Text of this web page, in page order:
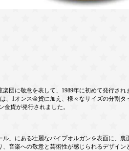
団に敬意を表して、1989年に初めて発行さ
、1オンス金貨に加え、様々なサイズの分割
貨が発行されました。
」にある壮麗なパイプオルガンを表面に、
音楽への敬意と芸術性が感じられるデザイン